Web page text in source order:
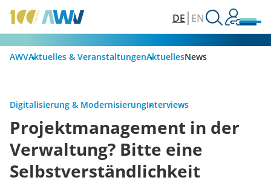
DE EN
AWVAktuelles & VeranstaltungenAktuellesNews
Digitalisierung & ModernisierungInterviews
Projektmanagement in der
Verwaltung? Bitte eine
Selbstverständlichkeit